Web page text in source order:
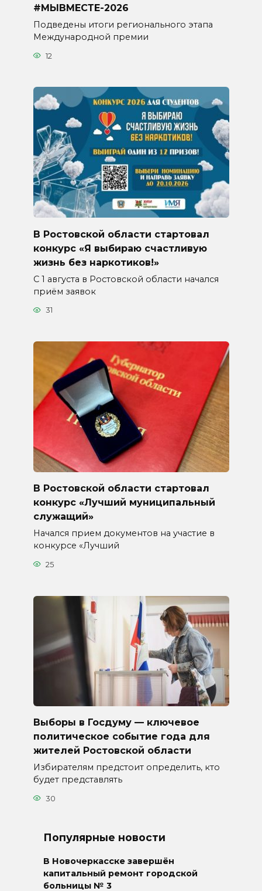
#МЫВМЕСТЕ-2026
Подведены итоги регионального этапа
Международной премии
12
В Ростовской области стартовал
конкурс «Я выбираю счастливую
жизнь без наркотиков!»
С 1 августа в Ростовской области начался
приём заявок
31
В Ростовской области стартовал
конкурс «Лучший муниципальный
служащий»
Начался прием документов на участие в
конкурсе «Лучший
25
Выборы в Госдуму — ключевое
политическое событие года для
жителей Ростовской области
Избирателям предстоит определить, кто
будет представлять
30
Популярные новости
В Новочеркасске завершён
капитальный ремонт городской
больницы № 3